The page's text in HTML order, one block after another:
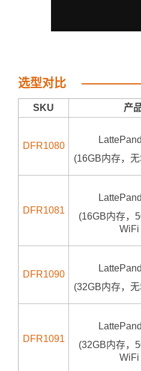
选型对比
SKU 产
DFR1080
(16GB内存，
DFR1081
(16GB内存，
WiFi
DFR1090
(32GB内存，
DFR1091
(32GB内存，
WiFi